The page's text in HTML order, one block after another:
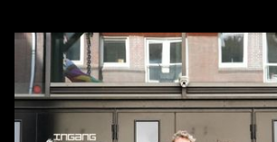
en cultuur - van pop en cinema tot hip-
techno - vinden we het ook belangrijk
veelzijdigheid representeert en
afspiegeling is van alle inwoners van
Iedereen kan dan ook bij ons aankloppen,
Milk Made